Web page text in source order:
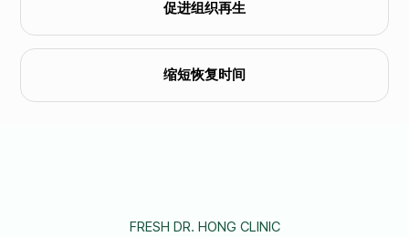
促进组织再生
缩短恢复时间
FRESH DR. HONG CLINIC